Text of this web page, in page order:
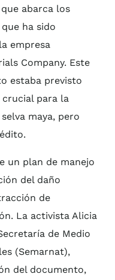
abarca los
ha sido
empresa
Company. Este
estaba previsto
para la
maya, pero
un plan de manejo
del daño
de
La activista Alicia
de Medio
(Semarnat),
del documento,